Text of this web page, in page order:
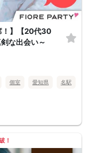
！】【20代30
な出会い～
個室 愛知県 名駅
！